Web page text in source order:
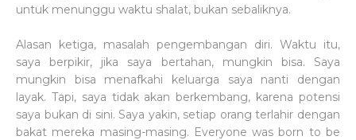
untuk menunggu waktu shalat, bukan sebaliknya.
Alasan ketiga, masalah pengembangan diri. Waktu itu,
saya berpikir, jika saya bertahan, mungkin bisa. Saya
mungkin bisa menafkahi keluarga saya nanti dengan
layak. Tapi, saya tidak akan berkembang, karena potensi
saya bukan di sini. Saya yakin, setiap orang terlahir dengan
bakat mereka masing-masing. Everyone was born to be